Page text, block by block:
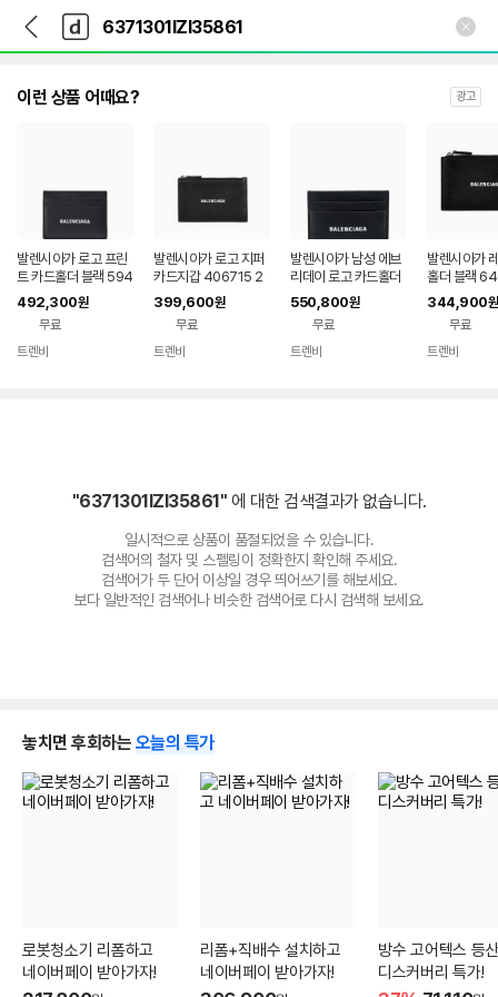
다
나
와
가
다
와
인
이런 상품 어때요? 광고
발렌시아가 로고 프린
트 카드홀더 블랙 594
3092UQT31090 2
6 FW 캐시 카드 홀더
5943091IZI3 TP4
42987992 14557
492,300원
무료
트렌비
발렌시아가 로고 지퍼
카드지갑 406715 2
6FW 캐쉬 롱 동전 카
드 홀더 블랙 64053
5 1IZI3 1090 14056
7197
399,600원
무료
트렌비
발렌시아가 남성 에브
리데이 로고 카드홀더
블랙 594309 1IZI3
1090 현금 카드 지갑
5943091IZI3 TP93
4421596 128406
550,800원
무료
트렌비
발렌시아가
홀더 블랙
ZI3 1090 남
지갑
344,900원
무료
트렌비
"6371301IZI35861" 에 대한 검색결과가 없습니다.
일시적으로 상품이 품절되었을 수 있습니다.
검색어의 철자 및 스펠링이 정확한지 확인해 주세요.
검색어가 두 단어 이상일 경우 띄어쓰기를 해보세요.
보다 일반적인 검색어나 비슷한 검색어로 다시 검색해 보세요.
놓치면 후회하는 오늘의 특가
로봇청소기 리폼하고
네이버페이 받아가자!
리폼+직배수 설치하고
네이버페이 받아가자!
방수 고어텍스 등
디스커버리 특가!